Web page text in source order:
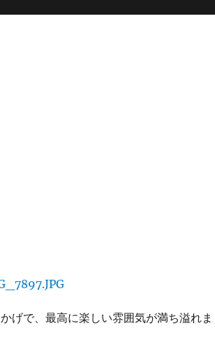
げで、最高に楽しい雰囲気が満ち溢れま